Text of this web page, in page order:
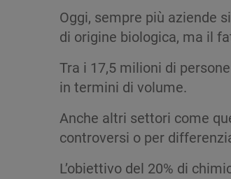
Oggi, sempre più aziende
di origine biologica, ma il
Tra i 17,5 milioni di
in termini di volume.
Anche altri settori come
controversi o per
L’obiettivo del 20% di